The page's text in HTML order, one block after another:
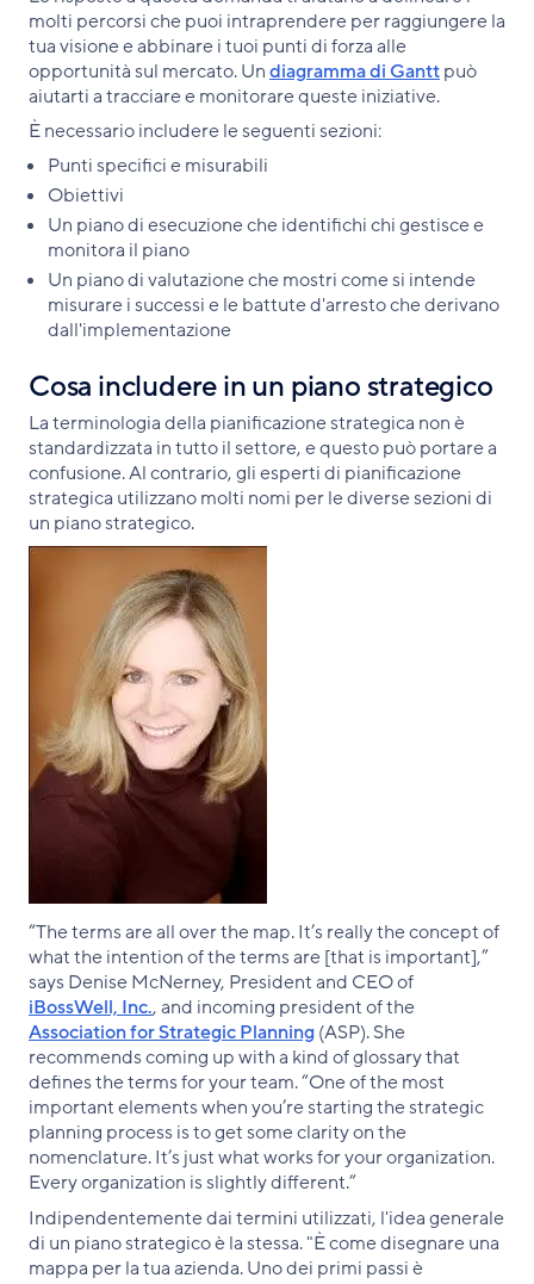
molti percorsi che puoi intraprendere per raggiungere la
tua visione e abbinare i tuoi punti di forza alle
opportunità sul mercato. Undiagramma di Ganttpuò
aiutarti a tracciare e monitorare queste iniziative.
È necessario includere le seguenti sezioni:
Punti specifici e misurabili
Obiettivi
Un piano di esecuzione che identifichi chi gestisce e
monitora il piano
Un piano di valutazione che mostri come si intende
misurare i successi e le battute d'arresto che derivano
dall'implementazione
Cosa includere in un piano strategico
La terminologia della pianificazione strategica non è
standardizzata in tutto il settore, e questo può portare a
confusione. Al contrario, gli esperti di pianificazione
strategica utilizzano molti nomi per le diverse sezioni di
un piano strategico.
“The terms are all over the map. It’s really the concept of
what the intention of the terms are [that is important],”
says Denise McNerney, President and CEO of
iBossWell, Inc., and incoming president of the
Association for Strategic Planning(ASP). She
recommends coming up with a kind of glossary that
defines the terms for your team. “One of the most
important elements when you’re starting the strategic
planning process is to get some clarity on the
nomenclature. It’s just what works for your organization.
Every organization is slightly different.”
Indipendentemente dai termini utilizzati, l'idea generale
di un piano strategico è la stessa. "È come disegnare una
mappa per la tua azienda. Uno dei primi passi è